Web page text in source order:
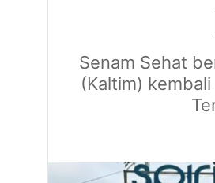
Senam Sehat
(Kaltim)